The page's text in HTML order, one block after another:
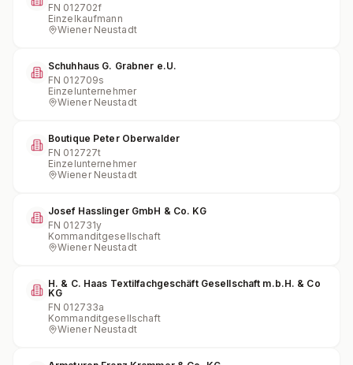
FN 012702f
Einzelkaufmann
Wiener Neustadt
Schuhhaus G. Grabner e.U.
FN 012709s
Einzelunternehmer
Wiener Neustadt
Boutique Peter Oberwalder
FN 012727t
Einzelunternehmer
Wiener Neustadt
Josef Hasslinger GmbH & Co. KG
FN 012731y
Kommanditgesellschaft
Wiener Neustadt
H. & C. Haas Textilfachgeschäft Gesellschaft m.b.H. & Co
KG
FN 012733a
Kommanditgesellschaft
Wiener Neustadt